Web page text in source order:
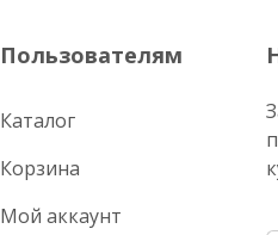
Пользователям
Каталог
Корзина
Мой аккаунт